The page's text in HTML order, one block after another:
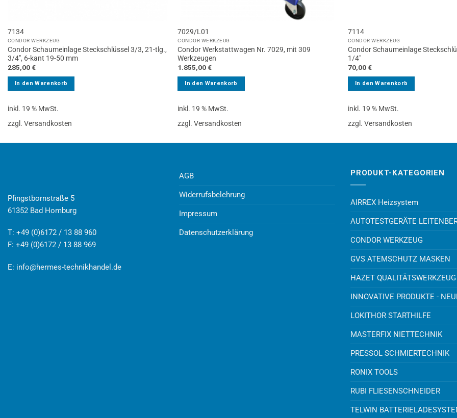
7134
CONDOR WERKZEUG
Condor Schaumeinlage Steckschlüssel 3/3, 21-tlg.,
3/4″, 6-kant 19-50 mm
285,00€
In den Warenkorb
inkl. 19 % MwSt.
zzgl. Versandkosten
7029/L01
CONDOR WERKZEUG
Condor Werkstattwagen Nr. 7029, mit 309
Werkzeugen
1.855,00€
In den Warenkorb
inkl. 19 % MwSt.
zzgl. Versandkosten
7114
CONDOR WERKZEUG
Condor Schaumeinlage
1/4″
70,00€
In den Warenkorb
inkl. 19 % MwSt.
zzgl. Versandkosten
Pfingstbornstraße 5
61352 Bad Homburg
T: +49 (0)6172 / 13 88 960
F: +49 (0)6172 / 13 88 969
E: info@hermes-technikhandel.de
AGB
Widerrufsbelehrung
Impressum
Datenschutzerklärung
PRODUKT-KATEGORIEN
AIRREX Heizsystem
AUTOTESTGERÄTE
CONDOR WERKZEUG
GVS ATEMSCHUTZ MASKEN
HAZET QUALITÄTSWERKZEUG
INNOVATIVE PRODUKTE -
LOKITHOR STARTHILFE
MASTERFIX NIETTECHNIK
PRESSOL SCHMIERTECHNIK
RONIX TOOLS
RUBI FLIESENSCHNEIDER
TELWIN